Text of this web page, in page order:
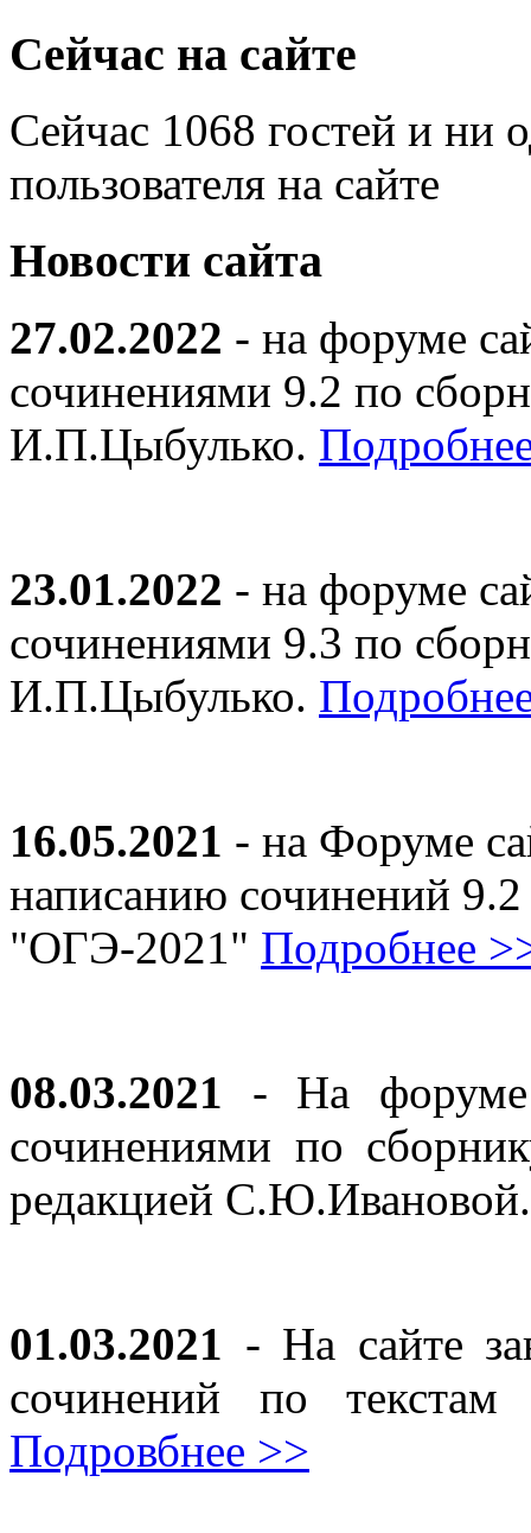
Сейчас на сайте
Сейчас 1068 гостей и ни
пользователя на сайте
Новости сайта
27.02.2022 - на форуме
сочинениями 9.2 по
И.П.Цыбулько.
23.01.2022 - на форуме
сочинениями 9.3 по
И.П.Цыбулько.
16.05.2021 - на Форуме
написанию сочинений
"ОГЭ-2021" Подробнее
08.03.2021 - На форуме
сочинениями по
редакцией
01.03.2021 - На сайте
сочинений по
Подровбнее >>